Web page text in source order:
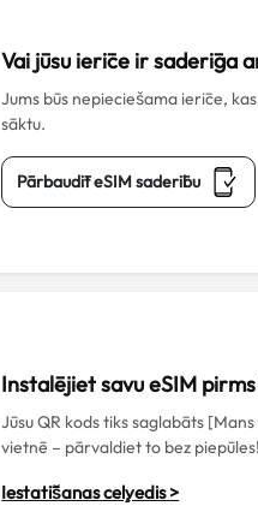
Vai jūsu ierīce ir saderīga
Jums būs nepieciešama ierīce,
sāktu.
Pārbaudīt eSIM saderību
Instalējiet savu eSIM
Jūsu QR kods tiks saglabāts
vietnē – pārvaldiet to bez piepūles!
Iestatīšanas ceļvedis >